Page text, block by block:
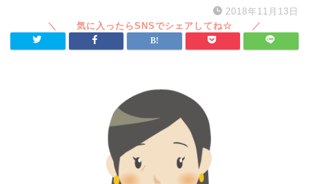
2018年11月13日